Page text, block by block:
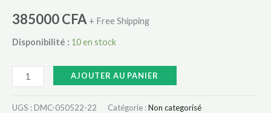
385000CFA + Free Shipping
Disponibilité : 10 en stock
AJOUTER AU PANIER
UGS : DMC-050522-22 Catégorie :Non categorisé